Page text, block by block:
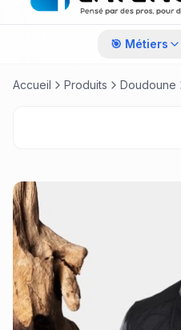
🎯 Métiers
Accueil Produits Doudoune